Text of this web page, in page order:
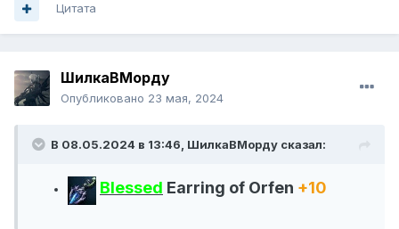
Цитата
ШилкаВМорду
Опубликовано 23 мая, 2024
В 08.05.2024 в 13:46, ШилкаВМорду сказал:
Blessed Earring of Orfen +10